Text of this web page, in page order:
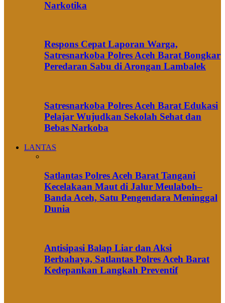
Narkotika
Respons Cepat Laporan Warga,
Satresnarkoba Polres Aceh Barat Bongkar
Peredaran Sabu di Arongan Lambalek
Satresnarkoba Polres Aceh Barat Edukasi
Pelajar Wujudkan Sekolah Sehat dan
Bebas Narkoba
LANTAS
Satlantas Polres Aceh Barat Tangani
Kecelakaan Maut di Jalur Meulaboh–
Banda Aceh, Satu Pengendara Meninggal
Dunia
Antisipasi Balap Liar dan Aksi
Berbahaya, Satlantas Polres Aceh Barat
Kedepankan Langkah Preventif